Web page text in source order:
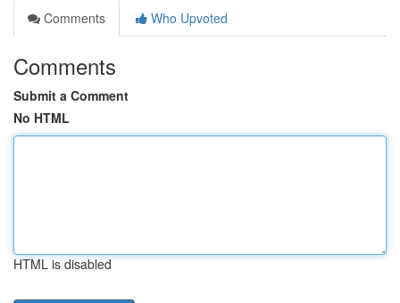
Comments
Who Upvoted
Comments
Submit a Comment
No HTML
HTML is disabled